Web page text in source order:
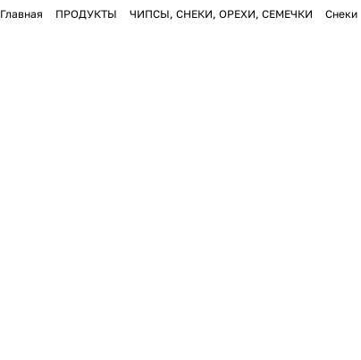
Главная ПРОДУКТЫ ЧИПСЫ, СНЕКИ, ОРЕХИ, СЕМЕЧКИ Снеки